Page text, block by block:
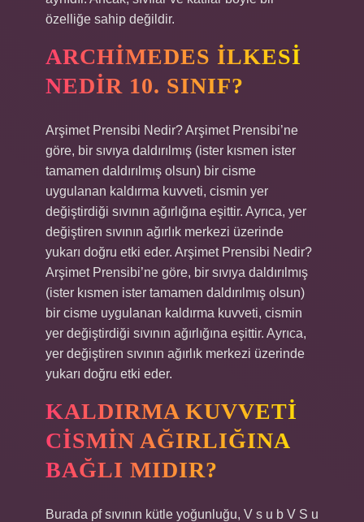
özelliğe sahip değildir.
ARCHIMEDES ILKESI
NEDIR 10. SINIF?
Arşimet Prensibi Nedir? Arşimet Prensibi’ne
göre, bir sıvıya daldırılmış (ister kısmen ister
tamamen daldırılmış olsun) bir cisme
uygulanan kaldırma kuvveti, cismin yer
değiştirdiği sıvının ağırlığına eşittir. Ayrıca, yer
değiştiren sıvının ağırlık merkezi üzerinde
yukarı doğru etki eder. Arşimet Prensibi Nedir?
Arşimet Prensibi’ne göre, bir sıvıya daldırılmış
(ister kısmen ister tamamen daldırılmış olsun)
bir cisme uygulanan kaldırma kuvveti, cismin
yer değiştirdiği sıvının ağırlığına eşittir. Ayrıca,
yer değiştiren sıvının ağırlık merkezi üzerinde
yukarı doğru etki eder.
KALDIRMA KUVVETI
CISMIN AĞIRLIĞINA
BAĞLI MIDIR?
Burada ρf sıvının kütle yoğunluğu, V s u b V S u